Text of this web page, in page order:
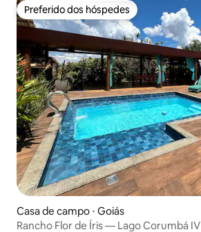
Preferido dos hóspedes
Preferido dos hóspedes
Casa de campo ⋅ Goiás
Rancho Flor de Íris — Lago Corumbá IV